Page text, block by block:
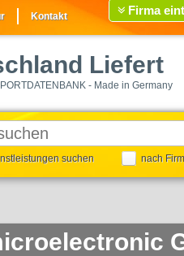
Kontakt Firma
Liefert
- Made in Germany
suchen nach